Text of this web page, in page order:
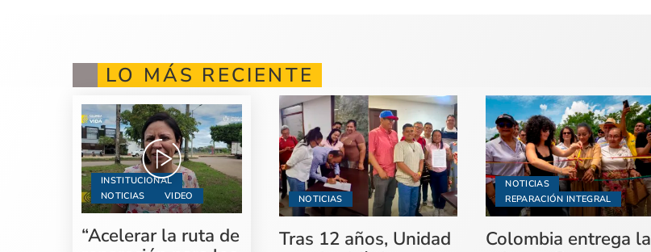
LO MÁS RECIENTE
INSTITUCIONAL
NOTICIAS
VIDEO
“Acelerar la ruta de
NOTICIAS
Tras 12 años, Unidad
NOTICIAS
REPARACIÓN INTEGRAL
Colombia entrega la